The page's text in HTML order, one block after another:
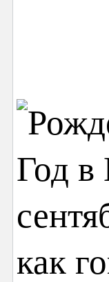
Год в
как